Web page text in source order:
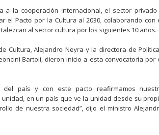
a la cooperación internacional, el sector privado
el Pacto por la Cultura al 2030, colaborando con
al sector cultura por los siguientes 10 años.
Cultura, Alejandro Neyra y la directora de
Bartoli, dieron inicio a esta convocatoria por
del país y con este pacto reafirmamos
en un país que ve la unidad desde su
de nuestra sociedad”, dijo el ministro